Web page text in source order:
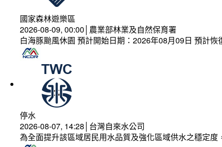
國家森林遊樂區
2026-08-09, 00:00│農業部林業及自然保育署
白海豚颱風休園 預計開始日期：2026年08月09日 預計
停水
2026-08-07, 14:28│台灣自來水公司
為全面提升該區域居民用水品質及強化區域供水之穩定